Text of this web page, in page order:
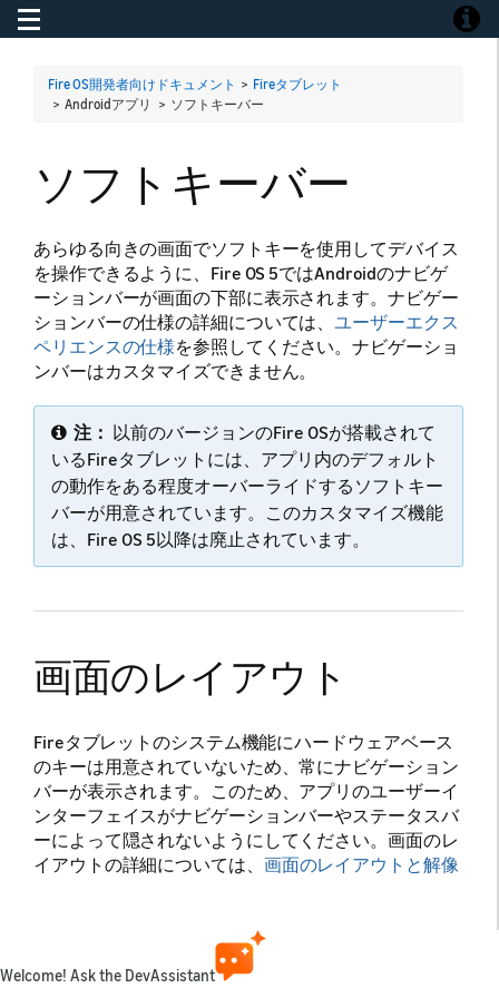
Toggle navigation
Fire OS開発者向けドキュメント > Fireタブレット
> Androidアプリ > ソフトキーバー
ソフトキーバー
あらゆる向きの画面でソフトキーを使用してデバイス
を操作できるように、Fire OS 5ではAndroidのナビゲ
ーションバーが画面の下部に表示されます。ナビゲー
ションバーの仕様の詳細については、ユーザーエクス
ペリエンスの仕様を参照してください。ナビゲーショ
ンバーはカスタマイズできません。
注： 以前のバージョンのFire OSが搭載されて
いるFireタブレットには、アプリ内のデフォルト
の動作をある程度オーバーライドするソフトキー
バーが用意されています。このカスタマイズ機能
は、Fire OS 5以降は廃止されています。
画面のレイアウト
Fireタブレットのシステム機能にハードウェアベース
のキーは用意されていないため、常にナビゲーション
バーが表示されます。このため、アプリのユーザーイ
ンターフェイスがナビゲーションバーやステータスバ
ーによって隠されないようにしてください。画面のレ
イアウトの詳細については、 画面のレイアウトと解像
からの戻り値は画面の解像
度であり、ツールバーによって隠されていない領域の
解像度ではありません。DisplayMetricsでクエリを実
Welcome! Ask the DevAssistant